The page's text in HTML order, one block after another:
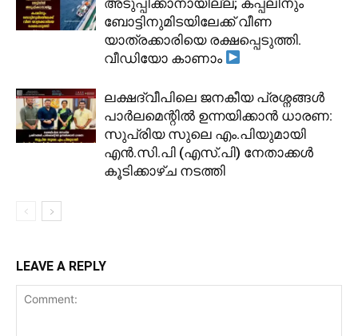
ബോട്ടിനുമിടയിലേക്ക് വീണ
യാത്രക്കാരിയെ രക്ഷപ്പെടുത്തി.
വീഡിയോ കാണാം
ലക്ഷദ്വീപിലെ ജനകീയ പ്രശ്നങ്ങൾ
പാർലമെന്റിൽ ഉന്നയിക്കാൻ ധാരണ:
സുപ്രിയ സുലെ എം.പിയുമായി
എൻ.സി.പി (എസ്.പി) നേതാക്കൾ
കൂടിക്കാഴ്ച നടത്തി
LEAVE A REPLY